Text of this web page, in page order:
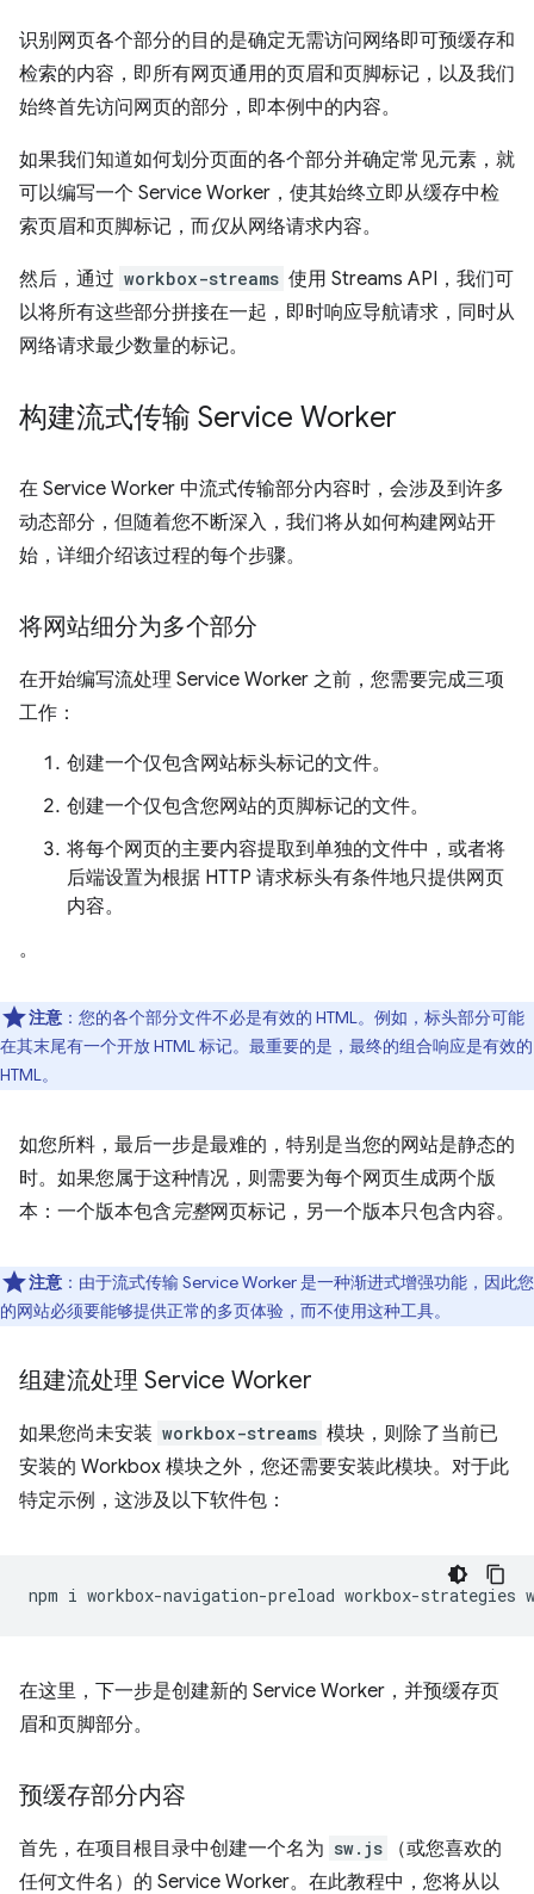
识别网页各个部分的目的是确定无需访问网络即可预缓存和
检索的内容，即所有网页通用的页眉和页脚标记，以及我们
始终首先访问网页的部分，即本例中的内容。
如果我们知道如何划分页面的各个部分并确定常见元素，就
可以编写一个 Service Worker，使其始终立即从缓存中检
索页眉和页脚标记，而仅从网络请求内容。
然后，通过 workbox-streams 使用 Streams API，我们可
以将所有这些部分拼接在一起，即时响应导航请求，同时从
网络请求最少数量的标记。
构建流式传输 Service Worker
在 Service Worker 中流式传输部分内容时，会涉及到许多
动态部分，但随着您不断深入，我们将从如何构建网站开
始，详细介绍该过程的每个步骤。
将网站细分为多个部分
在开始编写流处理 Service Worker 之前，您需要完成三项
工作：
创建一个仅包含网站标头标记的文件。
创建一个仅包含您网站的页脚标记的文件。
将每个网页的主要内容提取到单独的文件中，或者将
后端设置为根据 HTTP 请求标头有条件地只提供网页
内容。
。
注意 ：您的各个部分文件不必是有效的 HTML。例如，标头部分可能
在其末尾有一个开放 HTML 标记。最重要的是，最终的组合响应是有效的
HTML。
如您所料，最后一步是最难的，特别是当您的网站是静态的
时。如果您属于这种情况，则需要为每个网页生成两个版
本：一个版本包含完整网页标记，另一个版本只包含内容。
注意 ：由于流式传输 Service Worker 是一种渐进式增强功能，因此您
的网站必须要能够提供正常的多页体验，而不使用这种工具。
组建流处理 Service Worker
如果您尚未安装 workbox-streams 模块，则除了当前已
安装的 Workbox 模块之外，您还需要安装此模块。对于此
特定示例，这涉及以下软件包：
npm i workbox-navigation-preload workbox-strategies
在这里，下一步是创建新的 Service Worker，并预缓存页
眉和页脚部分。
预缓存部分内容
首先，在项目根目录中创建一个名为 sw.js
（或您喜欢的
任何文件名）的 Service Worker。在此教程中，您将从以